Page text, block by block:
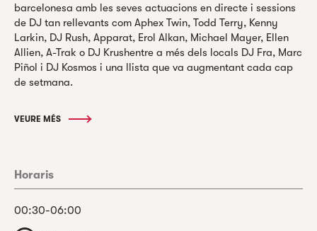
barcelonesa amb les seves actuacions en directe i sessions
de DJ tan rellevants com Aphex Twin, Todd Terry, Kenny
Larkin, DJ Rush, Apparat, Erol Alkan, Michael Mayer, Ellen
Allien, A-Trak o DJ Krushentre a més dels locals DJ Fra, Marc
Piñol i DJ Kosmos i una llista que va augmentant cada cap
de setmana.
VEURE MÉS
Horaris
00:30-06:00